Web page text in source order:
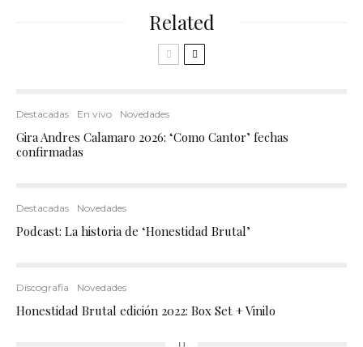
Related
Destacadas En vivo Novedades
Gira Andres Calamaro 2026: ‘Como Cantor’ fechas
confirmadas
Destacadas Novedades
Podcast: La historia de ‘Honestidad Brutal’
Discografia Novedades
Honestidad Brutal edición 2022: Box Set + Vinilo